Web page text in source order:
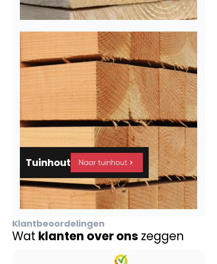
Tuinhout Naar tuinhout
Klantbeoordelingen
Wat klanten over ons zeggen